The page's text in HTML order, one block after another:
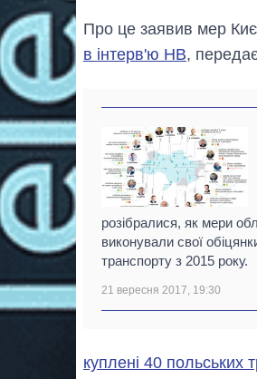
Про це заявив мер
в інтерв'ю НВ,
розібралися, як мери
виконували свої
транспорту з 2015 року.
21 вересня 2017, 19:30
куплені 40 польських